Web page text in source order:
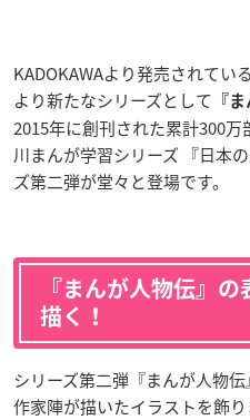
KADOKAWAより発売されてい
より新たなシリーズとして 『
2015年に創刊された累計300
川まんが学習シリーズ 『日本
ズ第二弾が堂々と登場です。
『まんが人物伝』
描く！
シリーズ第二弾『まんが人物
作家陣が描いたイラストを飾り